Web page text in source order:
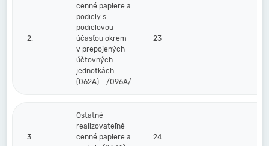
2.
cenné papiere a
podiely s
podielovou
účasťou okrem
v prepojených
účtovných
jednotkách
(062A) - /096A/
23
3.
Ostatné
realizovateľné
cenné papiere a
24